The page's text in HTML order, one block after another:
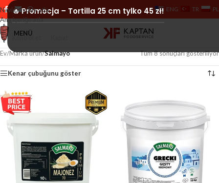
Navigasyona atla
Ana içeriğe atla
🔥 Promocja – Tortilla 25 cm tylko 45 zł!
Kontrol et
ENG TR PL
MENÜ
Ev/Marka ürün/Salmayo Tüm 8 sonuçları gösteriliyor
Kenar çubuğunu göster